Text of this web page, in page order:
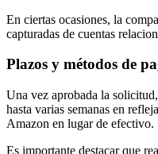
En ciertas ocasiones, la
capturadas de cuentas
Plazos y métodos de
Una vez aprobada la solicitud,
hasta varias semanas en
Amazon en lugar de efectivo.
Es importante destacar que